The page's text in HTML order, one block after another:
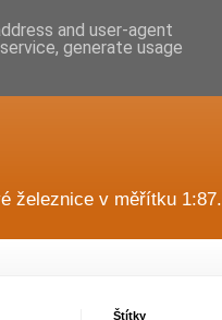
železnice v měřítku 1:87.
Štítky
and user-agent
generate usage